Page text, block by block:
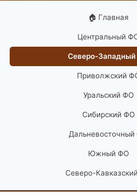
🏠 Главная
Центральный
Северо-
Приволжский
Уральский ФО
Сибирский ФО
Южный ФО
Северо-